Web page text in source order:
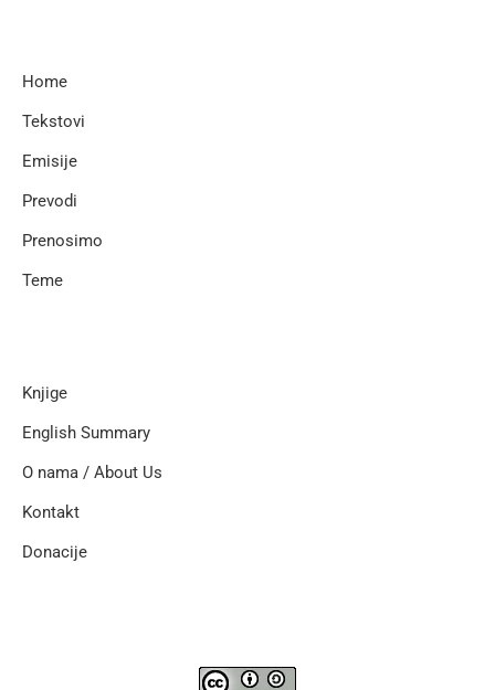
Home
Tekstovi
Emisije
Prevodi
Prenosimo
Teme
Knjige
English Summary
O nama / About Us
Kontakt
Donacije